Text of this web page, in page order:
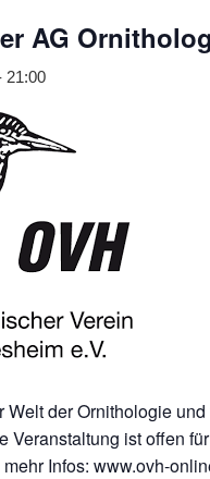
AG
21:00
Welt der Ornithologie
Veranstaltung ist offen
Infos: www.ovh-